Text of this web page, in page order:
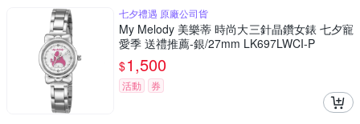
七夕禮遇 原廠公司貨
My Melody 美樂蒂 時尚大三針晶鑽女錶 七夕寵
愛季 送禮推薦-銀/27mm LK697LWCI-P
$1,500
活動 券